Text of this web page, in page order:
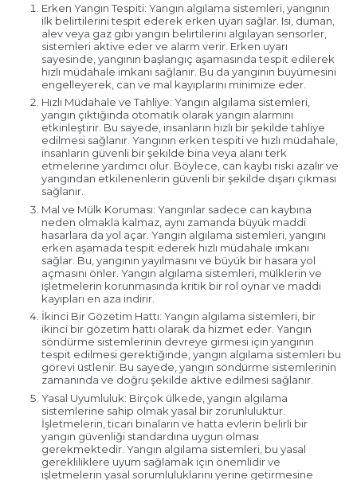
Erken Yangın Tespiti: Yangın algılama sistemleri, yangının
ilk belirtilerini tespit ederek erken uyarı sağlar. Isı, duman,
alev veya gaz gibi yangın belirtilerini algılayan sensorler,
sistemleri aktive eder ve alarm verir. Erken uyarı
sayesinde, yangının başlangıç aşamasında tespit edilerek
hızlı müdahale imkanı sağlanır. Bu da yangının büyümesini
engelleyerek, can ve mal kayıplarını minimize eder.
Hızlı Müdahale ve Tahliye: Yangın algılama sistemleri,
yangın çıktığında otomatik olarak yangın alarmını
etkinleştirir. Bu sayede, insanların hızlı bir şekilde tahliye
edilmesi sağlanır. Yangının erken tespiti ve hızlı müdahale,
insanların güvenli bir şekilde bina veya alanı terk
etmelerine yardımcı olur. Böylece, can kaybı riski azalır ve
yangından etkilenenlerin güvenli bir şekilde dışarı çıkması
sağlanır.
Mal ve Mülk Koruması: Yangınlar sadece can kaybına
neden olmakla kalmaz, aynı zamanda büyük maddi
hasarlara da yol açar. Yangın algılama sistemleri, yangını
erken aşamada tespit ederek hızlı müdahale imkanı
sağlar. Bu, yangının yayılmasını ve büyük bir hasara yol
açmasını önler. Yangın algılama sistemleri, mülklerin ve
işletmelerin korunmasında kritik bir rol oynar ve maddi
kayıpları en aza indirir.
İkinci Bir Gözetim Hattı: Yangın algılama sistemleri, bir
ikinci bir gözetim hattı olarak da hizmet eder. Yangın
söndürme sistemlerinin devreye girmesi için yangının
tespit edilmesi gerektiğinde, yangın algılama sistemleri bu
görevi üstlenir. Bu sayede, yangın söndürme sistemlerinin
zamanında ve doğru şekilde aktive edilmesi sağlanır.
Yasal Uyumluluk: Birçok ülkede, yangın algılama
sistemlerine sahip olmak yasal bir zorunluluktur.
İşletmelerin, ticari binaların ve hatta evlerin belirli bir
yangın güvenliği standardına uygun olması
gerekmektedir. Yangın algılama sistemleri, bu yasal
gerekliliklere uyum sağlamak için önemlidir ve
işletmelerin yasal sorumluluklarını yerine getirmesine